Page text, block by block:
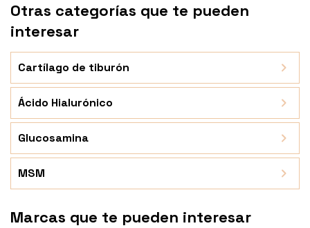
Otras categorías que te pueden
interesar
Cartílago de tiburón
Ácido Hialurónico
Glucosamina
MSM
Marcas que te pueden interesar